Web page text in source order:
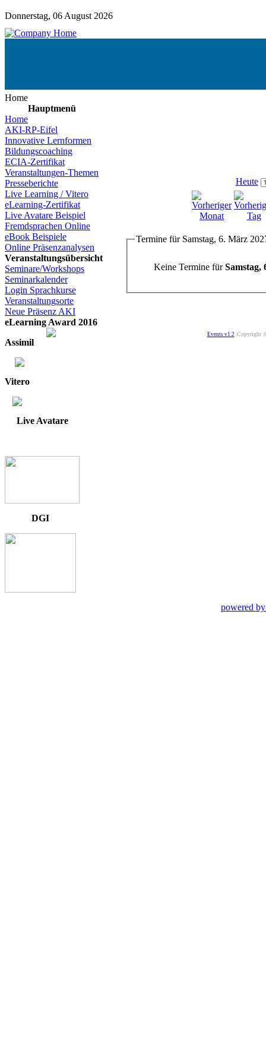
Donnerstag, 06 August 2026
Home
Hauptmenü
Home
AKI-RP-Eifel
Innovative Lernformen
Bildungscoaching
ECIA-Zertifikat
Veranstaltungen-Themen
Presseberichte
Live Learning / Vitero
eLearning-Zertifikat
Live Avatare Beispiel
Fremdsprachen Online
eBook Beispiele
Online Präsenzanalysen
Veranstaltungsübersicht
Seminare/Workshops
Seminarkalender
Login Sprachkurse
Veranstaltungsorte
Neue Präsenz AKI
eLearning Award 2016
Assimil
Vitero
Live Avatare
DGI
Heute
Termine für Samstag, 6. März
Keine Termine fürSamstag,
Events v1.2 Copyright
powered